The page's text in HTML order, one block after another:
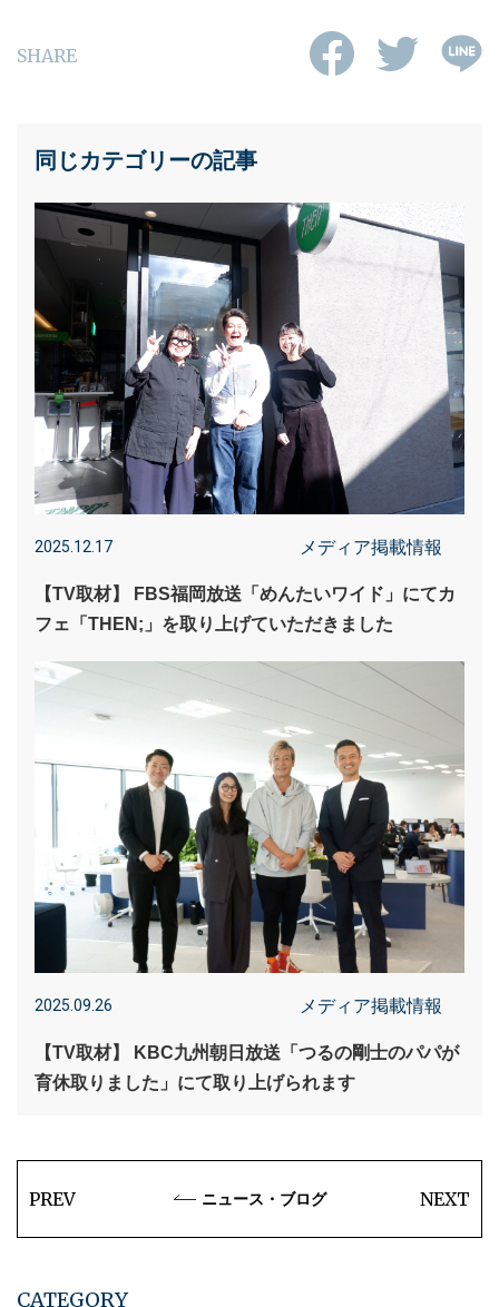
SHARE
同じカテゴリーの記事
2025.12.17 メディア掲載情報
【TV取材】 FBS福岡放送「めんたいワイド」にてカ
フェ「THEN;」を取り上げていただきました
2025.09.26 メディア掲載情報
【TV取材】 KBC九州朝日放送「つるの剛士のパパが
育休取りました」にて取り上げられます
PREV ニュース・ブログ NEXT
CATEGORY